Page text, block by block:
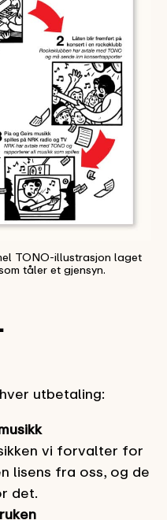
TONO-illustrasjon laget
tåler et gjensyn.
utbetaling:
vi forvalter for
lisens fra oss, og de
det.